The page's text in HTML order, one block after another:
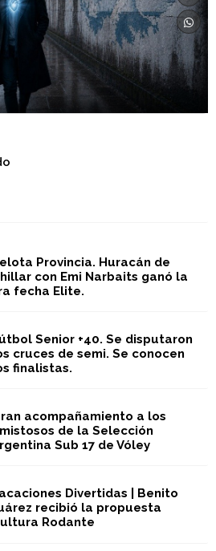
Provincia. Huracán de
con Emi Narbaits ganó la
fecha Elite.
Senior +40. Se disputaron
cruces de semi. Se conocen
finalistas.
acompañamiento a los
de la Selección
Sub 17 de Vóley
Divertidas | Benito
recibió la propuesta
Rodante